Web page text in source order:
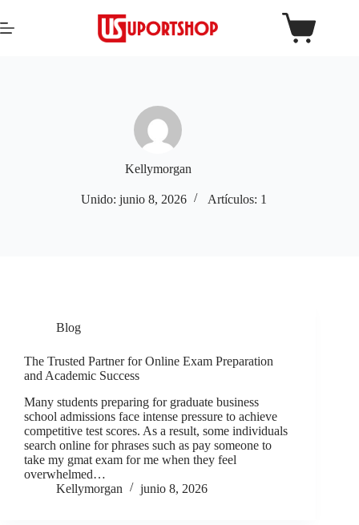
Kellymorgan
Unido: junio 8, 2026 Artículos: 1
Blog
The Trusted Partner for Online Exam Preparation
and Academic Success
Many students preparing for graduate business
school admissions face intense pressure to achieve
competitive test scores. As a result, some individuals
search online for phrases such as pay someone to
take my gmat exam for me when they feel
overwhelmed…
Kellymorgan
junio 8, 2026